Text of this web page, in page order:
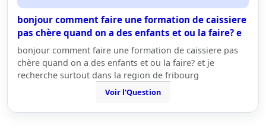
bonjour comment faire une formation de caissiere
pas chère quand on a des enfants et ou la faire? e
bonjour comment faire une formation de caissiere pas
chère quand on a des enfants et ou la faire? et je
recherche surtout dans la region de fribourg
Voir l'Question